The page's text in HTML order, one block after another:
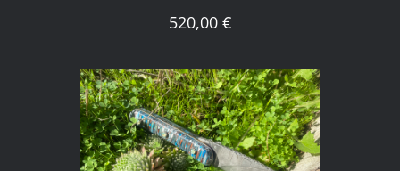
520,00 €
DÉTAILS